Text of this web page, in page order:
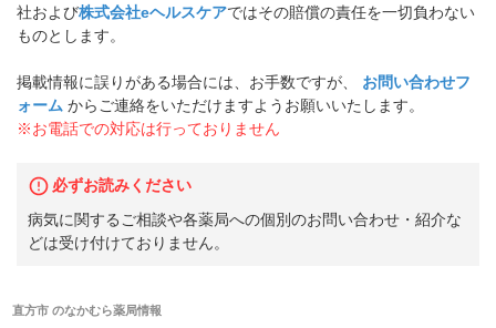
社および株式会社eヘルスケアではその賠償の責任を一切負わない
ものとします。
掲載情報に誤りがある場合には、お手数ですが、
お問い合わせフ
ォーム からご連絡をいただけますようお願いいたします。
※お電話での対応は行っておりません
必ずお読みください
病気に関するご相談や各薬局への個別のお問い合わせ・紹介な
どは受け付けておりません。
直方市のなかむら薬局情報